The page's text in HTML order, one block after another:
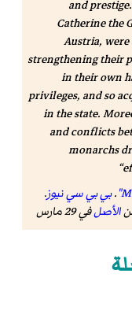
and
Catherine the
Austria,
strengthening their
in their own
privileges, and so
in the state.
and conflicts
monarchs
.بي بي سي نيوز.
الأصل
في 29 مارس
الأصل